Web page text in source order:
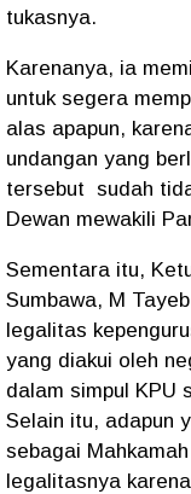
tukasnya.
Karenanya, ia
untuk segera
alas apapun,
undangan yang
tersebut sudah
Dewan mewakili
Sementara itu,
Sumbawa, M
legalitas
yang diakui oleh
dalam simpul KPU
Selain itu, adapun
sebagai
legalitasnya